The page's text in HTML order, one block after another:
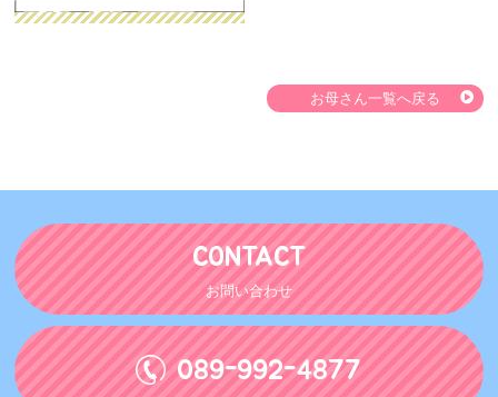
お母さん一覧へ戻る
CONTACT
お問い合わせ
089-992-4877